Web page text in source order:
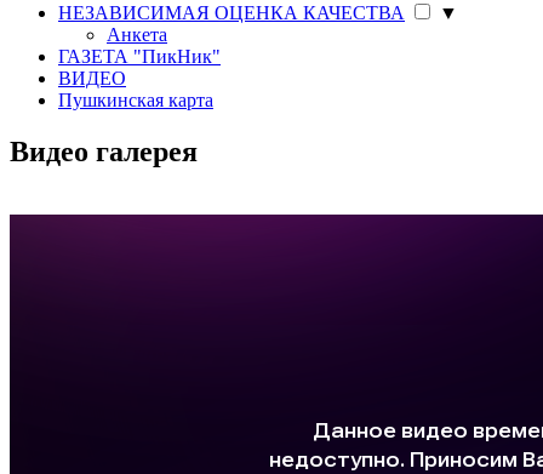
НЕЗАВИСИМАЯ ОЦЕНКА КАЧЕСТВА
▼
Анкета
ГАЗЕТА "ПикНик"
ВИДЕО
Пушкинская карта
Видео галерея